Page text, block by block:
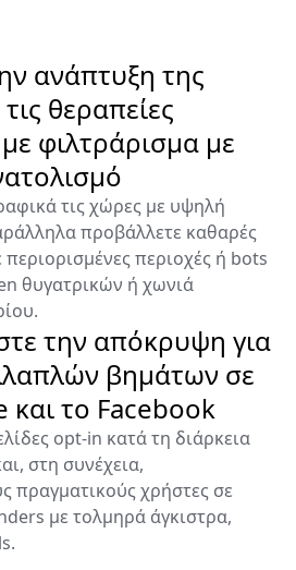
ανάπτυξη της
θεραπείες
φιλτράρισμα με
τις χώρες με υψηλή
προβάλλετε καθαρές
περιορισμένες περιοχές ή bots
θυγατρικών ή χωνιά
την απόκρυψη για
βημάτων σε
και το Facebook
opt-in κατά τη διάρκεια
στη συνέχεια,
πραγματικούς χρήστες σε
με τολμηρά άγκιστρα,